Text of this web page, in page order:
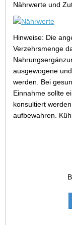
Nährwerte und
Hinweise: Die
Verzehrsmenge
ausgewogene
werden. Bei
Einnahme sollte
konsultiert
aufbewahren.